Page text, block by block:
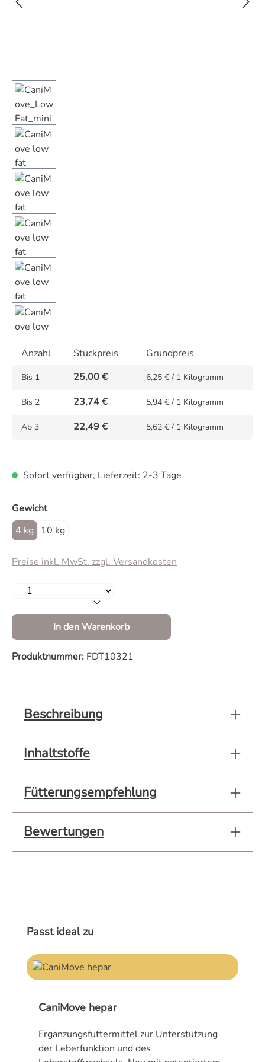
Anzahl Stückpreis Grundpreis
Bis 1 25,00 € 6,25 € / 1 Kilogramm
Bis 2 23,74 € 5,94 € / 1 Kilogramm
Ab 3 22,49 € 5,62 € / 1 Kilogramm
Sofort verfügbar, Lieferzeit: 2-3 Tage
Gewichtauswählen
4 kg
10 kg
Preise inkl. MwSt. zzgl. Versandkosten
Produkt Anzahl: Gib den gewünschten
In den Warenkorb
Produktnummer: FDT10321
Beschreibung
Inhaltstoffe
Fütterungsempfehlung
Bewertungen
Produktgalerie überspringen
Passt ideal zu
CaniMove hepar
Ergänzungsfuttermittel zur Unterstützung
der Leberfunktion und des